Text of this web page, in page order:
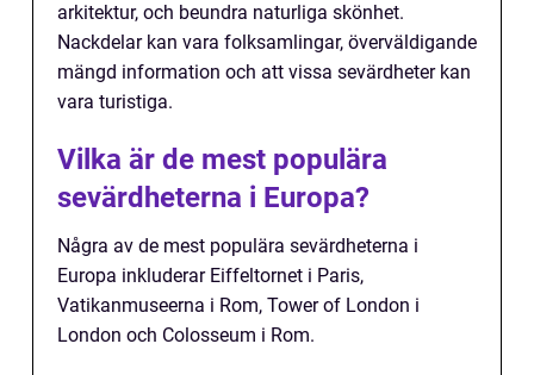
arkitektur, och beundra naturliga skönhet.
Nackdelar kan vara folksamlingar, överväldigande
mängd information och att vissa sevärdheter kan
vara turistiga.
Vilka är de mest populära
sevärdheterna i Europa?
Några av de mest populära sevärdheterna i
Europa inkluderar Eiffeltornet i Paris,
Vatikanmuseerna i Rom, Tower of London i
London och Colosseum i Rom.